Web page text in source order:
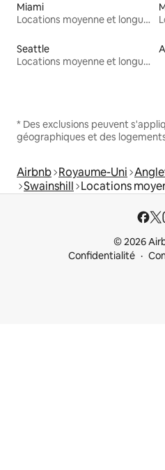
Miami
Locations moyenne et longue durée
Seattle
Locations moyenne et longue durée
* Des exclusions peuvent
géographiques et des
Airbnb Royaume-Uni
Swainshill Locations
© 2026
Confidentialité